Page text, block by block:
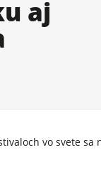
aj
vo svete sa